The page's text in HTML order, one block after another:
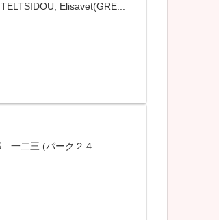
Elisavet(GRE...
二三 (パーク２４